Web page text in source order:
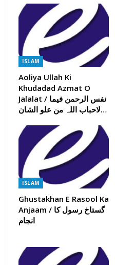
ISLAM
Aoliya Ullah Ki
Khudadad Azmat O
Jalalat / نفس الرحمن فیما
لاحباب اللہ من علو الشان…
ISLAM
Ghustakhan E Rasool Ka
Anjaam / گستاخ رسول کا
انجام